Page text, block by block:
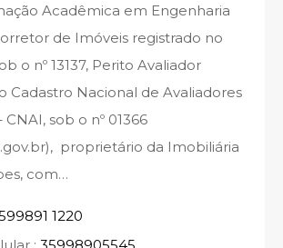
Acadêmica em Engenharia
de Imóveis registrado no
o nº 13137, Perito Avaliador
Cadastro Nacional de Avaliadores
sob o nº 01366
proprietário da Imobiliária
com…
1220
: 35998905545